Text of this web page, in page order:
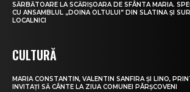
SĂRBĂTOARE LA SCĂRIȘOARA DE SFÂNTA MARIA.
CU ANSAMBLUL „DOINA OLTULUI” DIN SLATINA ȘI
LOCALNICI
CULTURĂ
MARIA CONSTANTIN, VALENTIN SANFIRA ȘI LINO,
INVITAȚI SĂ CÂNTE LA ZIUA COMUNEI PÂRȘCOVENI